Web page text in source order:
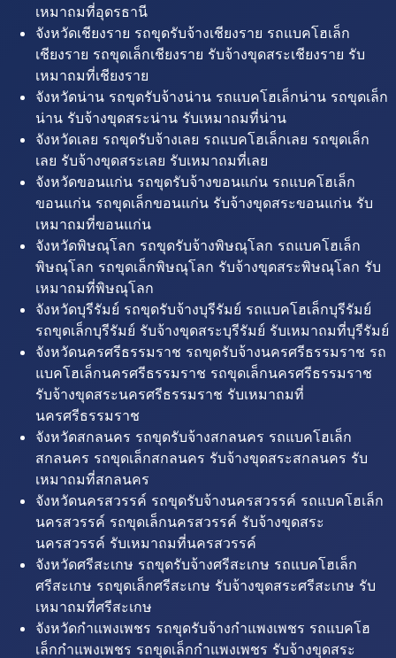
เหมาถมที่อุดรธานี
จังหวัดเชียงราย รถขุดรับจ้างเชียงราย รถแบคโฮเล็ก
เชียงราย รถขุดเล็กเชียงราย รับจ้างขุดสระเชียงราย รับ
เหมาถมที่เชียงราย
จังหวัดน่าน รถขุดรับจ้างน่าน รถแบคโฮเล็กน่าน รถขุดเล็ก
น่าน รับจ้างขุดสระน่าน รับเหมาถมที่น่าน
จังหวัดเลย รถขุดรับจ้างเลย รถแบคโฮเล็กเลย รถขุดเล็ก
เลย รับจ้างขุดสระเลย รับเหมาถมที่เลย
จังหวัดขอนแก่น รถขุดรับจ้างขอนแก่น รถแบคโฮเล็ก
ขอนแก่น รถขุดเล็กขอนแก่น รับจ้างขุดสระขอนแก่น รับ
เหมาถมที่ขอนแก่น
จังหวัดพิษณุโลก รถขุดรับจ้างพิษณุโลก รถแบคโฮเล็ก
พิษณุโลก รถขุดเล็กพิษณุโลก รับจ้างขุดสระพิษณุโลก รับ
เหมาถมที่พิษณุโลก
จังหวัดบุรีรัมย์ รถขุดรับจ้างบุรีรัมย์ รถแบคโฮเล็กบุรีรัมย์
รถขุดเล็กบุรีรัมย์ รับจ้างขุดสระบุรีรัมย์ รับเหมาถมที่บุรีรัมย์
จังหวัดนครศรีธรรมราช รถขุดรับจ้างนครศรีธรรมราช รถ
แบคโฮเล็กนครศรีธรรมราช รถขุดเล็กนครศรีธรรมราช
รับจ้างขุดสระนครศรีธรรมราช รับเหมาถมที่
นครศรีธรรมราช
จังหวัดสกลนคร รถขุดรับจ้างสกลนคร รถแบคโฮเล็ก
สกลนคร รถขุดเล็กสกลนคร รับจ้างขุดสระสกลนคร รับ
เหมาถมที่สกลนคร
จังหวัดนครสวรรค์ รถขุดรับจ้างนครสวรรค์ รถแบคโฮเล็ก
นครสวรรค์ รถขุดเล็กนครสวรรค์ รับจ้างขุดสระ
นครสวรรค์ รับเหมาถมที่นครสวรรค์
จังหวัดศรีสะเกษ รถขุดรับจ้างศรีสะเกษ รถแบคโฮเล็ก
ศรีสะเกษ รถขุดเล็กศรีสะเกษ รับจ้างขุดสระศรีสะเกษ รับ
เหมาถมที่ศรีสะเกษ
จังหวัดกำแพงเพชร รถขุดรับจ้างกำแพงเพชร รถแบคโฮ
เล็กกำแพงเพชร รถขุดเล็กกำแพงเพชร รับจ้างขุดสระ